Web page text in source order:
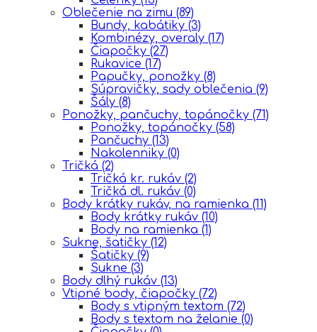
Oblečenie na zimu (89)
Bundy, kabátiky (3)
Kombinézy, overaly (17)
Čiapočky (27)
Rukavice (17)
Papučky, ponožky (8)
Súpravičky, sady oblečenia (9)
Šály (8)
Ponožky, pančuchy, topánočky (71)
Ponožky, topánočky (58)
Pančuchy (13)
Nakolenniky (0)
Tričká (2)
Tričká kr. rukáv (2)
Tričká dl. rukáv (0)
Body krátky rukáv, na ramienka (11)
Body krátky rukáv (10)
Body na ramienka (1)
Sukne, šatičky (12)
Šatičky (9)
Sukne (3)
Body dlhý rukáv (13)
Vtipné body, čiapočky (72)
Body s vtipným textom (72)
Body s textom na želanie (0)